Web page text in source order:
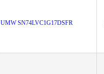
UMW SN74LVC1G17DSFR